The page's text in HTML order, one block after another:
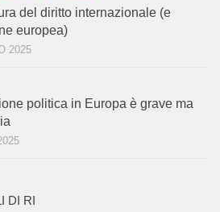
del diritto internazionale (e
europea)
2025
politica in Europa è grave ma
DI RI